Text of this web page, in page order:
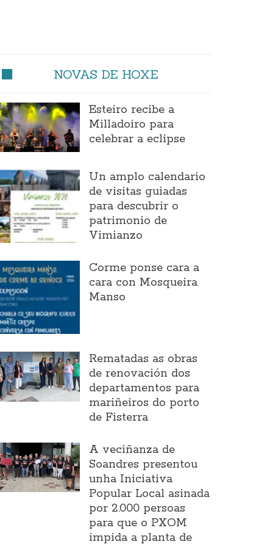
NOVAS DE HOXE
Esteiro recibe a
Milladoiro para
celebrar a eclipse
Un amplo calendario
de visitas guiadas
para descubrir o
patrimonio de
Vimianzo
Corme ponse cara a
cara con Mosqueira
Manso
Rematadas as obras
de renovación dos
departamentos para
mariñeiros do porto
de Fisterra
A veciñanza de
Soandres presentou
unha Iniciativa
Popular Local asinada
por 2.000 persoas
para que o PXOM
impida a planta de